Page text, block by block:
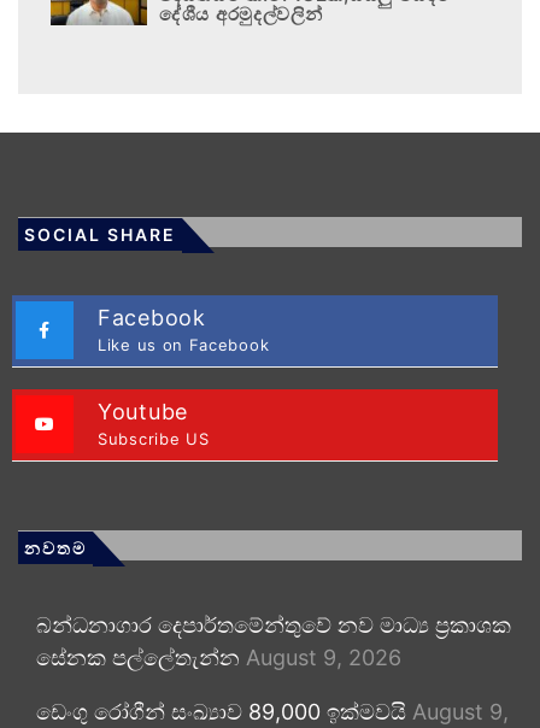
දේශීය අරමුදල්වලින්
SOCIAL SHARE
Facebook
Like us on Facebook
Youtube
Subscribe US
නවතම
බන්ධනාගාර දෙපාර්තමේන්තුවේ නව මාධ්‍ය ප්‍රකාශක
සේනක පල්ලේතැන්න August 9, 2026
ඩෙංගු රෝගීන් සංඛ්‍යාව 89,000 ඉක්මවයි August 9,